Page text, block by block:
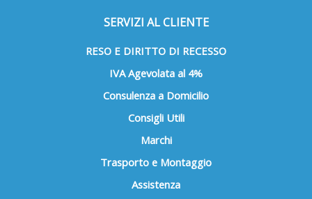
SERVIZI AL CLIENTE
RESO E DIRITTO DI RECESSO
IVA Agevolata al 4%
Consulenza a Domicilio
Consigli Utili
Marchi
Trasporto e Montaggio
Assistenza